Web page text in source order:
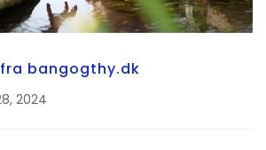
bangogthy.dk
2024